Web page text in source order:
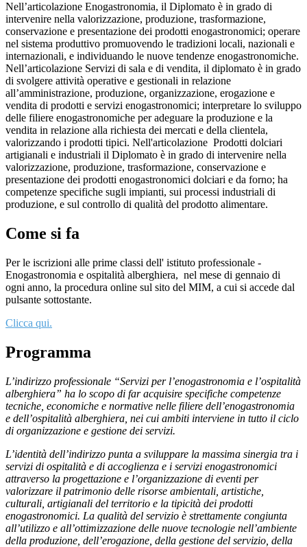
Nell’articolazione Enogastronomia, il Diplomato è in grado di
intervenire nella valorizzazione, produzione, trasformazione,
conservazione e presentazione dei prodotti enogastronomici; operare
nel sistema produttivo promuovendo le tradizioni locali, nazionali e
internazionali, e individuando le nuove tendenze enogastronomiche.
Nell’articolazione Servizi di sala e di vendita, il diplomato è in grado
di svolgere attività operative e gestionali in relazione
all’amministrazione, produzione, organizzazione, erogazione e
vendita di prodotti e servizi enogastronomici; interpretare lo sviluppo
delle filiere enogastronomiche per adeguare la produzione e la
vendita in relazione alla richiesta dei mercati e della clientela,
valorizzando i prodotti tipici. Nell'articolazione Prodotti dolciari
artigianali e industriali il Diplomato è in grado di intervenire nella
valorizzazione, produzione, trasformazione, conservazione e
presentazione dei prodotti enogastronomici dolciari e da forno; ha
competenze specifiche sugli impianti, sui processi industriali di
produzione, e sul controllo di qualità del prodotto alimentare.
Come si fa
Per le iscrizioni alle prime classi dell' istituto professionale -
Enogastronomia e ospitalità alberghiera, nel mese di gennaio di
ogni anno, la procedura online sul sito del MIM, a cui si accede dal
pulsante sottostante.
Clicca qui.
Programma
L’indirizzo professionale “Servizi per l’enogastronomia e l’ospitalità
alberghiera” ha lo scopo di far acquisire specifiche competenze
tecniche, economiche e normative nelle filiere dell’enogastronomia
e dell’ospitalità alberghiera, nei cui ambiti interviene in tutto il ciclo
di organizzazione e gestione dei servizi.
L’identità dell’indirizzo punta a sviluppare la massima sinergia tra i
servizi di ospitalità e di accoglienza e i servizi enogastronomici
attraverso la progettazione e l’organizzazione di eventi per
valorizzare il patrimonio delle risorse ambientali, artistiche,
culturali, artigianali del territorio e la tipicità dei prodotti
enogastronomici. La qualità del servizio è strettamente congiunta
all’utilizzo e all’ottimizzazione delle nuove tecnologie nell’ambiente
della produzione, dell’erogazione, della gestione del servizio, della